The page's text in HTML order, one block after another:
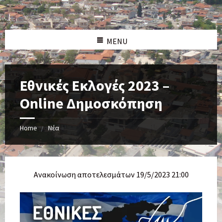
MENU
Εθνικές Εκλογές 2023 –
Online Δημοσκόπηση
Home Νέα
Ανακοίνωση αποτελεσμάτων 19/5/2023 21:00